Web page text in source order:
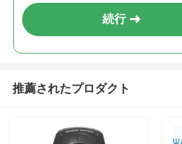
続行
推薦されたプロダクト